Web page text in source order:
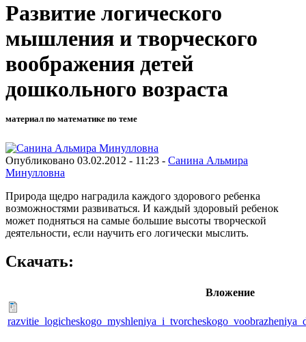
Развитие логического
мышления и творческого
воображения детей
дошкольного возраста
материал по математике по теме
Опубликовано 03.02.2012 - 11:23 - Санина Альмира
Минулловна
Природа щедро наградила каждого здорового ребенка
возможностями развиваться. И каждый здоровый ребенок
может подняться на самые большие высоты творческой
деятельности, если научить его логически мыслить.
Скачать:
Вложение